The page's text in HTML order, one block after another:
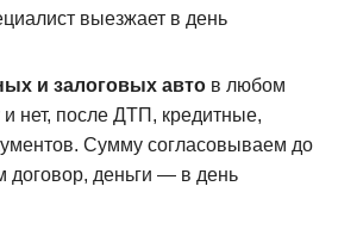
выезжает в день
и залоговых автов любом
и нет, после ДТП, кредитные,
Сумму согласовываем до
договор, деньги — в день